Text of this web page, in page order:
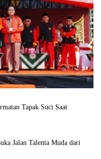
Tapak Suci Saat
Jalan Talenta Muda dari